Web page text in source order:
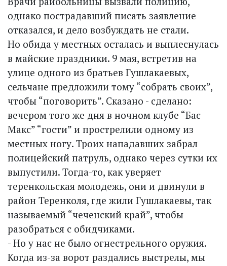
однако пострадавший писать заявление
отказался, и дело возбуждать не стали.
Но обида у местных осталась и выплеснулась
в майские праздники. 9 мая, встретив на
улице одного из братьев Гушлакаевых,
сельчане предложили тому “собрать своих”,
чтобы “поговорить”. Сказано - сделано:
вечером того же дня в ночном клубе “Бас
Макс” “гости” и прострелили одному из
местных ногу. Троих нападавших забрал
полицейский патруль, однако через сутки их
выпустили. Тогда-то, как уверяет
теренкольская молодежь, они и двинули в
район Теренколя, где жили Гушлакаевы, так
называемый “чеченский край”, чтобы
разобраться с обидчиками.
- Но у нас не было огнестрельного оружия.
Когда из-за ворот раздались выстрелы, мы